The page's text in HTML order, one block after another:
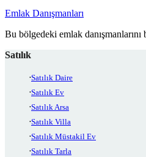
Emlak Danışmanları
Bu bölgedeki emlak danışmanlarını
Satılık
Satılık Daire
Satılık Ev
Satılık Arsa
Satılık Villa
Satılık Müstakil Ev
Satılık Tarla